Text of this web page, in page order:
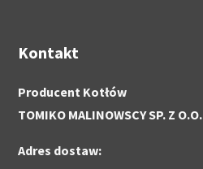
Kontakt
Producent Kotłów
TOMIKO MALINOWSCY SP. Z O.O.
Adres dostaw: